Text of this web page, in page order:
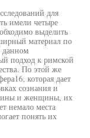
для
имели четыре
выделить
материал по
данном
подход к римской
По этой же
которая дает
сознания и
и женщины, их
немало места
понять их